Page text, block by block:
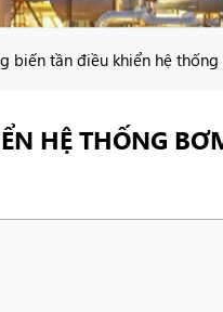
biến tần điều khiển hệ
HỆ THỐNG